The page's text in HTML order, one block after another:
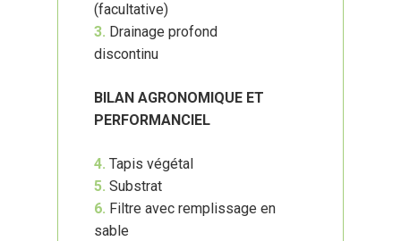
(facultative)
3. Drainage profond
discontinu
BILAN AGRONOMIQUE ET
PERFORMANCIEL
4. Tapis végétal
5. Substrat
6. Filtre avec remplissage en
sable